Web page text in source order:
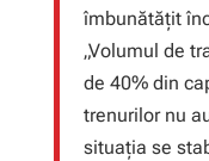
îmbunătățit
„Volumul de
de 40% din
trenurilor nu
situația se